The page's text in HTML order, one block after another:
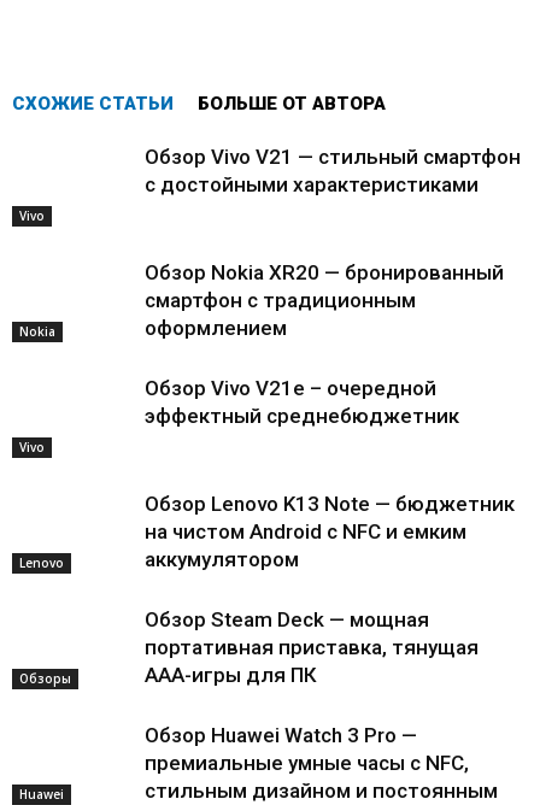
СХОЖИЕ СТАТЬИ БОЛЬШЕ ОТ АВТОРА
Vivo
Обзор Vivo V21 — стильный смартфон
с достойными характеристиками
Nokia
Обзор Nokia XR20 — бронированный
смартфон с традиционным
оформлением
Vivo
Обзор Vivo V21e – очередной
эффектный среднебюджетник
Lenovo
Обзор Lenovo K13 Note — бюджетник
на чистом Android с NFC и емким
аккумулятором
Обзоры
Обзор Steam Deck — мощная
портативная приставка, тянущая
AAA-игры для ПК
Huawei
Обзор Huawei Watch 3 Pro —
премиальные умные часы с NFC,
стильным дизайном и постоянным